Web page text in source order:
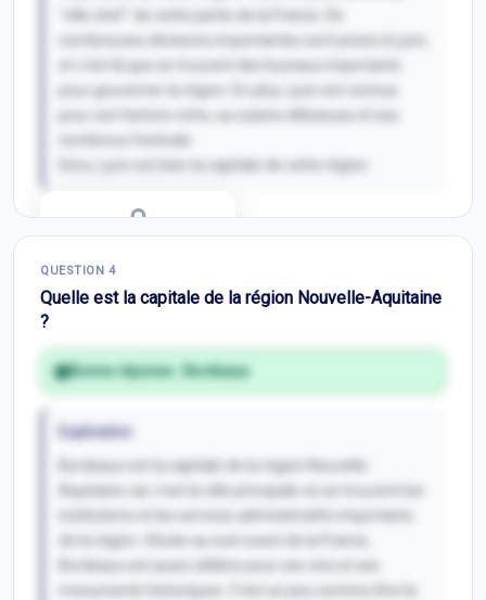
et c'est là que se trouvent des bureaux importants
pour gouverner la région. En plus, Lyon est connue
Donc, Lyon est bien la capitale de cette région.
QUESTION 4
Quelle est la capitale de la région Nouvelle-Aquitaine
?
Bonne réponse : Bordeaux
Explication
Bordeaux est la capitale de la région Nouvelle-
Aquitaine car c'est la ville principale où se trouvent les
de la région. Située au sud-ouest de la France,
Bordeaux est aussi célèbre pour ses vins et ses
monuments historiques. C'est un peu comme être la